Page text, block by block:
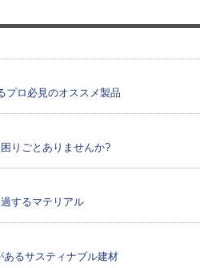
プロ必見のオススメ製品
りごとありませんか?
するマテリアル
あるサスティナブル建材